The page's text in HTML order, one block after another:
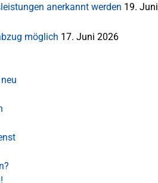
anerkannt werden 19. Juni
möglich 17. Juni 2026